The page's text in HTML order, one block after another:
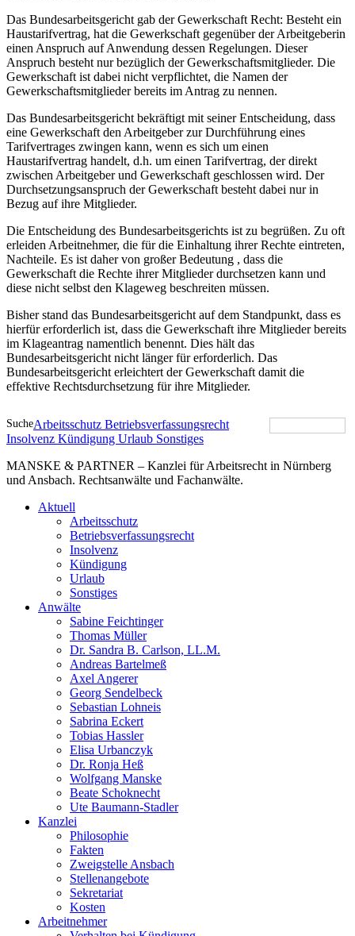
Das Bundesarbeitsgericht gab der Gewerkschaft Recht: Besteht ein
Haustarifvertrag, hat die Gewerkschaft gegenüber der Arbeitgeberin
einen Anspruch auf Anwendung dessen Regelungen. Dieser
Anspruch besteht nur bezüglich der Gewerkschaftsmitglieder. Die
Gewerkschaft ist dabei nicht verpflichtet, die Namen der
Gewerkschaftsmitglieder bereits im Antrag zu nennen.
Das Bundesarbeitsgericht bekräftigt mit seiner Entscheidung, dass
eine Gewerkschaft den Arbeitgeber zur Durchführung eines
Tarifvertrages zwingen kann, wenn es sich um einen
Haustarifvertrag handelt, d.h. um einen Tarifvertrag, der direkt
zwischen Arbeitgeber und Gewerkschaft geschlossen wird. Der
Durchsetzungsanspruch der Gewerkschaft besteht dabei nur in
Bezug auf ihre Mitglieder.
Die Entscheidung des Bundesarbeitsgerichts ist zu begrüßen. Zu oft
erleiden Arbeitnehmer, die für die Einhaltung ihrer Rechte eintreten,
Nachteile. Es ist daher von großer Bedeutung , dass die
Gewerkschaft die Rechte ihrer Mitglieder durchsetzen kann und
diese nicht selbst den Klageweg beschreiten müssen.
Bisher stand das Bundesarbeitsgericht auf dem Standpunkt, dass es
hierfür erforderlich ist, dass die Gewerkschaft ihre Mitglieder bereits
im Klageantrag namentlich benennt. Dies hält das
Bundesarbeitsgericht nicht länger für erforderlich. Das
Bundesarbeitsgericht erleichtert der Gewerkschaft damit die
effektive Rechtsdurchsetzung für ihre Mitglieder.
SucheArbeitsschutz Betriebsverfassungsrecht
Insolvenz Kündigung Urlaub Sonstiges
MANSKE & PARTNER – Kanzlei für Arbeitsrecht in Nürnberg
und Ansbach. Rechtsanwälte und Fachanwälte.
Aktuell
Arbeitsschutz
Betriebsverfassungsrecht
Insolvenz
Kündigung
Urlaub
Sonstiges
Anwälte
Sabine Feichtinger
Thomas Müller
Dr. Sandra B. Carlson, LL.M.
Andreas Bartelmeß
Axel Angerer
Georg Sendelbeck
Sebastian Lohneis
Sabrina Eckert
Tobias Hassler
Elisa Urbanczyk
Dr. Ronja Heß
Wolfgang Manske
Beate Schoknecht
Ute Baumann-Stadler
Kanzlei
Philosophie
Fakten
Zweigstelle Ansbach
Stellenangebote
Sekretariat
Kosten
Arbeitnehmer